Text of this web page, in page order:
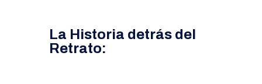
La Historia detrás del
Retrato: